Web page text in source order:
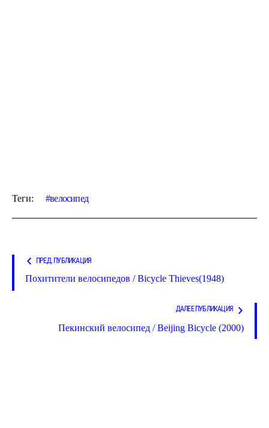
Теги: велосипед
ПРЕД. ПУБЛИКАЦИЯ
Похитители велосипедов / Bicycle Thieves(1948)
ДАЛЕЕ ПУБЛИКАЦИЯ
Пекинский велосипед / Beijing Bicycle (2000)